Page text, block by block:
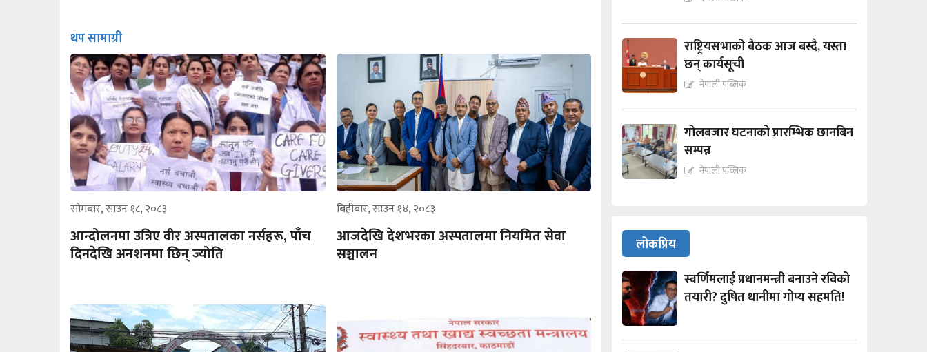
थप सामाग्री
सोमबार, साउन १८, २०८३
आन्दोलनमा उत्रिए वीर अस्पतालका नर्सहरू, पाँच
दिनदेखि अनशनमा छिन् ज्योति
बिहीबार, साउन १४, २०८३
आजदेखि देशभरका अस्पतालमा नियमित सेवा
सञ्चालन
राष्ट्रियसभाको बैठक आज बस्दै, यस्ता
छन् कार्यसूची
नेपाली पब्लिक
गोलबजार घटनाको प्रारम्भिक छानबिन
सम्पन्न
नेपाली पब्लिक
लोकप्रिय
स्वर्णिमलाई प्रधानमन्त्री बनाउने रविको
तयारी? दुषित थानीमा गोप्य सहमति!